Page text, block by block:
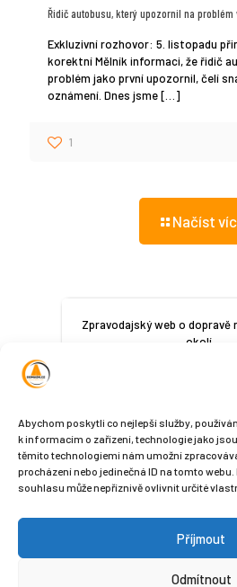
Abychom poskytli co nejlepší služby,
k informacím o zařízení, technologie jako
těmito technologiemi nám umožní
procházení nebo jedinečná ID na tomto
souhlasu může nepříznivě ovlivnit určité
Příjmout
Odmítnout
Řidič autobusu, který upozornil na
Exkluzivní rozhovor: 5. listopadu
korektní Mělník informaci, že řidič
problém jako první upozornil, čelí
oznámení. Dnes jsme[…]
1
Načíst
Zpravodajský web o dopravě
okolí.
Sledujte nás na